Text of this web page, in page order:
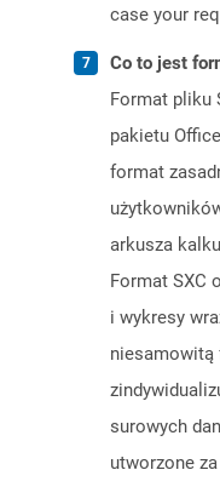
case your
Co to jest
Format pliku
pakietu
format
arkusza
Format SXC
i wykresy
niesamowitą
surowych
utworzone